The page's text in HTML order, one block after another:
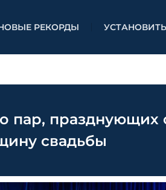
РЕКОРДЫ
пар, празднующих
свадьбы